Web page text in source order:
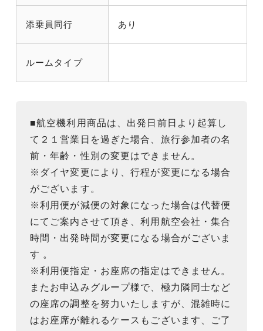
添乗員同行 あり
ルームタイプ
■航空機利用商品は、出発日前日より起算し
て２１営業日を過ぎた場合、旅行参加者の名
前・年齢・性別の変更はできません。
※ダイヤ変更により、行程が変更になる場合
がございます。
※利用便が減便の対象になった場合は代替便
にてご案内させて頂き、利用航空会社・集合
時間・出発時間が変更になる場合がございま
す 。
※利用便指定・お座席の指定はできません。
またお申込みグループ様で、極力隣同士など
の座席の調整を努力いたしますが、混雑時に
はお座席が離れるケースもございます、ご了